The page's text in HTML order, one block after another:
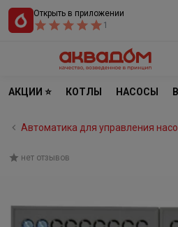
Открыть в приложении
1
АКЦИИ ⭐ КОТЛЫ НАСОСЫ
Автоматика для управления
нет отзывов